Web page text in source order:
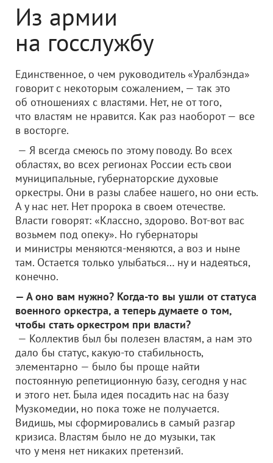
Из армии
на госслужбу
Единственное, о чем руководитель «Уралбэнда»
говорит с некоторым сожалением, — так это
об отношениях с властями. Нет, не от того,
что властям не нравится. Как раз наоборот — все
в восторге.
— Я всегда смеюсь по этому поводу. Во всех
областях, во всех регионах России есть свои
муниципальные, губернаторские духовые
оркестры. Они в разы слабее нашего, но они есть.
А у нас нет. Нет пророка в своем отечестве.
Власти говорят: «Классно, здорово. Вот-вот вас
возьмем под опеку». Но губернаторы
и министры меняются-меняются, а воз и ныне
там. Остается только улыбаться… ну и надеяться,
конечно.
— А оно вам нужно? Когда-то вы ушли от статуса
военного оркестра, а теперь думаете о том,
чтобы стать оркестром при власти?
— Коллектив был бы полезен властям, а нам это
дало бы статус, какую-то стабильность,
элементарно — было бы проще найти
постоянную репетиционную базу, сегодня у нас
и этого нет. Была идея посадить нас на базу
Музкомедии, но пока тоже не получается.
Видишь, мы сформировались в самый разгар
кризиса. Властям было не до музыки, так
что у меня нет никаких претензий.